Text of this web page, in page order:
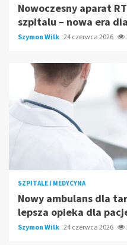
Nowoczesny aparat
szpitalu – nowa era
Szymon Wilk 24 czerwca 2026
SZPITALE I MEDYCYNA
Nowy ambulans dla
lepsza opieka dla
Szymon Wilk 24 czerwca 2026